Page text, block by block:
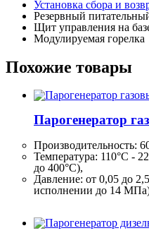
Установка сбора и
Резервный
Щит управления на
Модулируемая горелка
Похожие товары
Парогенератор
Производительность:
Температура: 110°C -
до 400°C),
Давление: от 0,05 до
исполнении до 14